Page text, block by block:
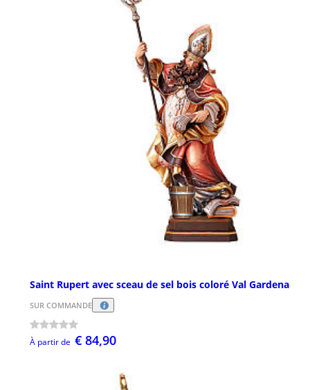
Saint Rupert avec sceau de sel bois coloré Val Gardena
SUR COMMANDE
À partir de € 84,90